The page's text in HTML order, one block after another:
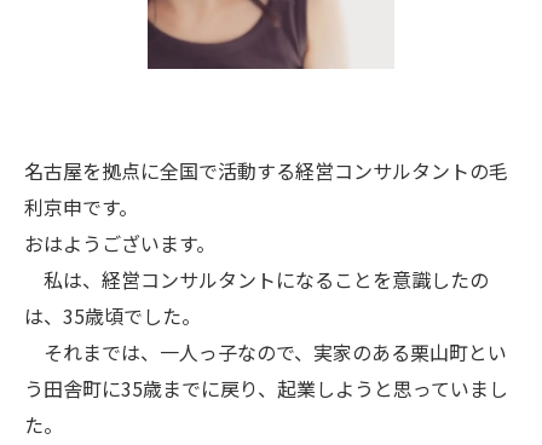
名古屋を拠点に全国で活動する経営コンサルタントの毛
利京申です。
おはようございます。
私は、経営コンサルタントになることを意識したの
は、35歳頃でした。
それまでは、一人っ子なので、実家のある栗山町とい
う田舎町に35歳までに戻り、起業しようと思っていまし
た。